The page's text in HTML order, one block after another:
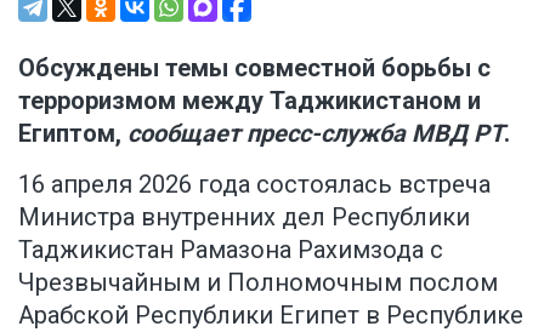
Обсуждены темы совместной борьбы с
терроризмом между Таджикистаном и
Египтом, сообщает пресс-служба МВД РТ.
16 апреля 2026 года состоялась встреча
Министра внутренних дел Республики
Таджикистан Рамазона Рахимзода с
Чрезвычайным и Полномочным послом
Арабской Республики Египет в Республике